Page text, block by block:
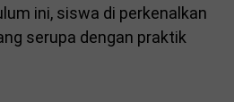
ini, siswa di perkenalkan
serupa dengan praktik